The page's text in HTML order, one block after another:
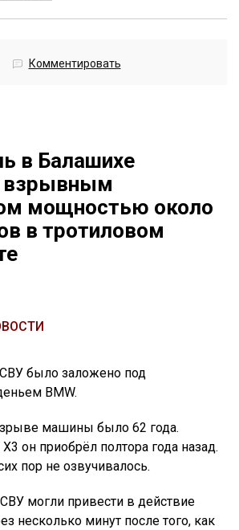
Комментировать
в Балашихе
взрывным
мощностью около
в тротиловом
было заложено под
BMW.
машины было 62 года.
он приобрёл полтора года назад.
пор не озвучивалось.
могли привести в действие
несколько минут после того, как